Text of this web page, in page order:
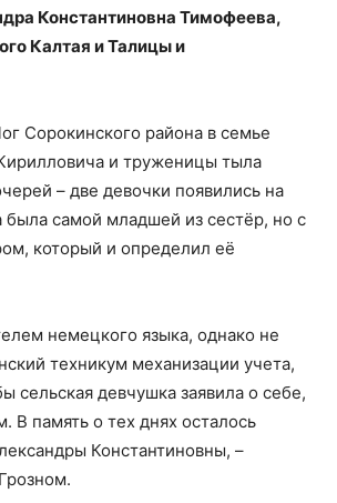
Константиновна Тимофеева,
Калтая и Талицы и
Сорокинского района в семье
и труженицы тыла
– две девочки появились на
самой младшей из сестёр, но с
который и определил её
немецкого языка, однако не
техникум механизации учета,
сельская девчушка заявила о себе,
В память о тех днях осталось
Константиновны, –